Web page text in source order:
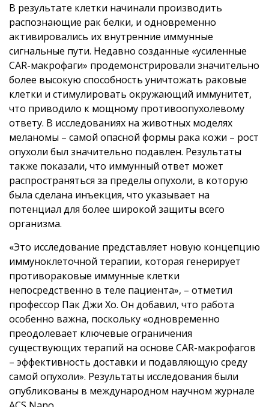
В результате клетки начинали производить
распознающие рак белки, и одновременно
активировались их внутренние иммунные
сигнальные пути. Недавно созданные «усиленные
CAR-макрофаги» продемонстрировали значительно
более высокую способность уничтожать раковые
клетки и стимулировать окружающий иммунитет,
что приводило к мощному противоопухолевому
ответу. В исследованиях на животных моделях
меланомы – самой опасной формы рака кожи – рост
опухоли был значительно подавлен. Результаты
также показали, что иммунный ответ может
распространяться за пределы опухоли, в которую
была сделана инъекция, что указывает на
потенциал для более широкой защиты всего
организма.
«Это исследование представляет новую концепцию
иммуноклеточной терапии, которая генерирует
противораковые иммунные клетки
непосредственно в теле пациента», – отметил
профессор Пак Джи Хо. Он добавил, что работа
особенно важна, поскольку «одновременно
преодолевает ключевые ограничения
существующих терапий на основе CAR-макрофагов
– эффективность доставки и подавляющую среду
самой опухоли». Результаты исследования были
опубликованы в международном научном журнале